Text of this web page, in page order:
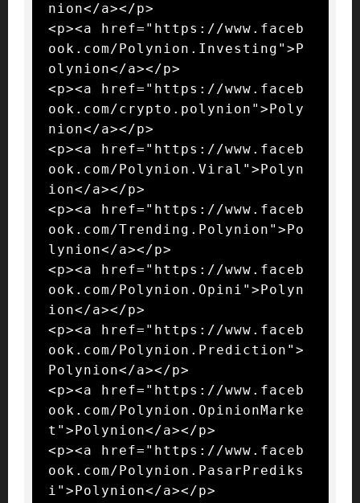
nion</a></p>
<p><a href="https://www.faceb
ook.com/Polynion.Investing">P
olynion</a></p>
<p><a href="https://www.faceb
ook.com/crypto.polynion">Poly
nion</a></p>
<p><a href="https://www.faceb
ook.com/Polynion.Viral">Polyn
ion</a></p>
<p><a href="https://www.faceb
ook.com/Trending.Polynion">Po
lynion</a></p>
<p><a href="https://www.faceb
ook.com/Polynion.Opini">Polyn
ion</a></p>
<p><a href="https://www.faceb
ook.com/Polynion.Prediction">
Polynion</a></p>
<p><a href="https://www.faceb
ook.com/Polynion.OpinionMarke
t">Polynion</a></p>
<p><a href="https://www.faceb
ook.com/Polynion.PasarPrediks
i">Polynion</a></p>